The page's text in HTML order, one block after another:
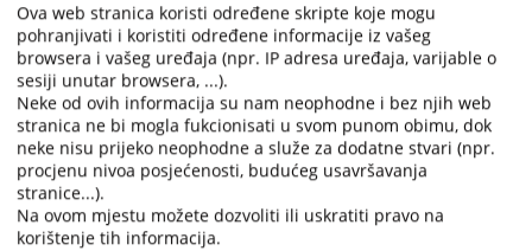
ZAVRŠEN DOKAZNI POSTUPAK U
KRIVIČNOM PREDMETU KOJI SE VODI
PROTIV OPTUŽENIH ALIJE DENJAGIĆA I
ADMIRE RAMIĆ, TE JE ODREĐEN DATUM
ZA ODRŽAVANJE ROČIŠTA GLAVNOG
PRETRESA RADI DAVANJA ZAVRŠNE
RIJEČI
13.03.2026.
Ova web stranica koristi određene skripte koje mogu
pohranjivati i koristiti određene informacije iz vašeg
browsera i vašeg uređaja (npr. IP adresa uređaja, varijable o
sesiji unutar browsera, ...).
Neke od ovih informacija su nam neophodne i bez njih web
stranica ne bi mogla fukcionisati u svom punom obimu, dok
neke nisu prijeko neophodne a služe za dodatne stvari (npr.
procjenu nivoa posjećenosti, budućeg usavršavanja
stranice...).
Na ovom mjestu možete dozvoliti ili uskratiti pravo na
korištenje tih informacija.